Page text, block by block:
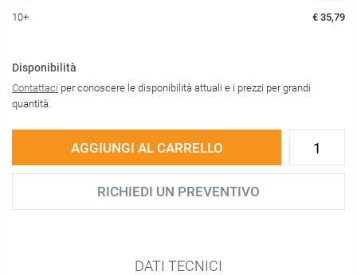
10+ € 35,79
Disponibilità
Contattaci per conoscere le disponibilità attuali e i prezzi per grandi
quantità.
AGGIUNGI AL CARRELLO
RICHIEDI UN PREVENTIVO
DATI TECNICI